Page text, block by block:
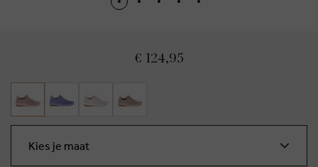
€ 124,95
Kies je maat